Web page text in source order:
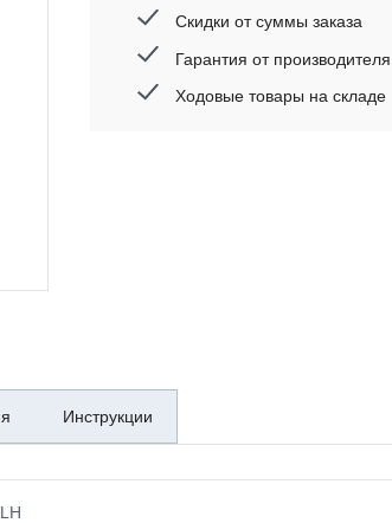
Скидки от суммы заказа
Гарантия от производителя
Ходовые товары на складе
Инструкции